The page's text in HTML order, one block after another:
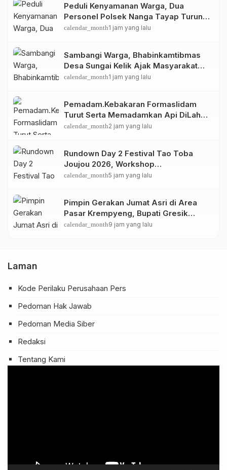
Peduli Kenyamanan Warga, Dua
Personel Polsek Nanga Tayap Turun
Langsung Siram Jalan Berdebu
calendar_month1 jam yang lalu
Sambangi Warga, Bhabinkamtibmas
Desa Sungai Kelik Ajak Masyarakat
Jaga Kamtibmas Jelang Tuba Adat
calendar_month1 jam yang lalu
Pemadam.Kebakaran Formaslidam
Turut Serta Memadamkan Api DiLahan
Gambut Komplek Bhayangkara
calendar_month2 jam yang lalu
Rundown Day 2 Festival Tao Toba
Joujou 2026, Workshop
Pengembangan UMKM
calendar_month5 jam yang lalu
Pimpin Gerakan Jumat Asri di Area
Pasar Krempyeng, Bupati Gresik
Ingatkan Dampak Perubahan Iklim
calendar_month9 jam yang lalu
Laman
Kode Perilaku Perusahaan Pers
Pedoman Hak Jawab
Pedoman Media Siber
Redaksi
Tentang Kami